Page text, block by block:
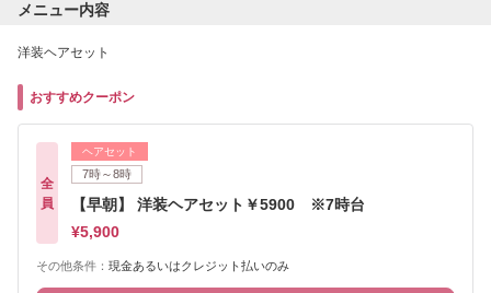
メニュー内容
洋装ヘアセット
おすすめクーポン
全
員
ヘアセット
7時～8時
【早朝】 洋装ヘアセット￥5900 ※7時台
¥5,900
その他条件： 現金あるいはクレジット払いのみ